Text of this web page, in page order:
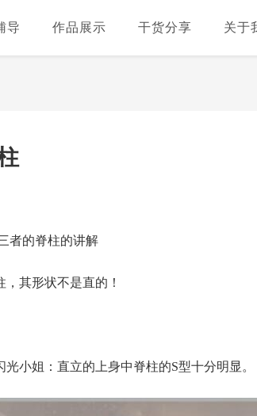
导 作品展示 干货分享 关于
者的脊柱的讲解
其形状不是直的！
小姐：直立的上身中脊柱的S型十分明显。